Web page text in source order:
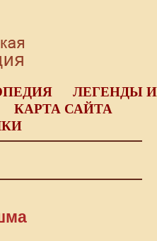
ЛЕГЕНДЫ И
КАРТА САЙТА